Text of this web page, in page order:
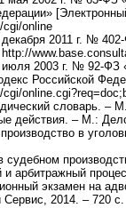
cgi/online
2011 г. №
2003 г. № 92-ФЗ
Российской
словарь. –
действия. – М.:
в
судебном
и арбитражный
экзамен на
2014. – 720 с.